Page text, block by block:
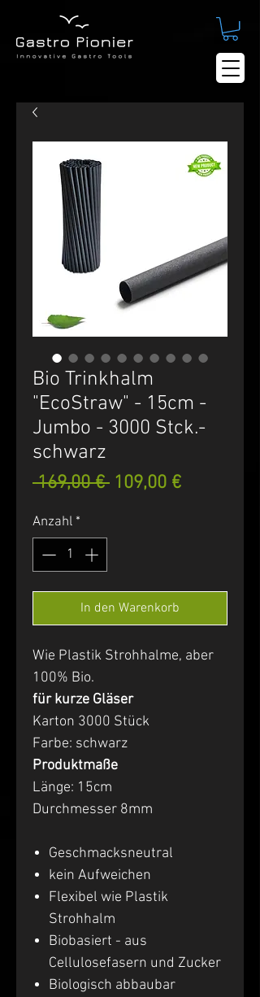
Bio Trinkhalm
"EcoStraw" - 15cm -
Jumbo - 3000 Stck.-
schwarz
169,00 € Standardpreis
109,00 €Sale-
Anzahl *
In den Warenkorb
Wie Plastik Strohhalme, aber
100% Bio.
für kurze Gläser
Karton 3000 Stück
Farbe: schwarz
Produktmaße
Länge: 15cm
Durchmesser 8mm
Geschmacksneutral
kein Aufweichen
Flexibel wie Plastik
Strohhalm
Biobasiert - aus
Cellulosefasern und Zucker
Biologisch abbaubar